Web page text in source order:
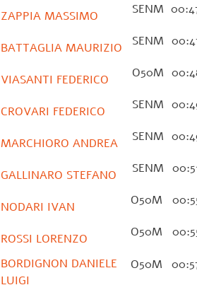
ZAPPIA MASSIMO SENM
BATTAGLIA MAURIZIO SENM
VIASANTI FEDERICO O50M
CROVARI FEDERICO SENM
MARCHIORO ANDREA SENM
GALLINARO STEFANO SENM
NODARI IVAN O50M
ROSSI LORENZO O50M
BORDIGNON DANIELE
LUIGI
O50M